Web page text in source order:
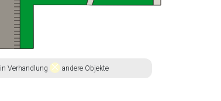
in Verhandlung andere Objekte